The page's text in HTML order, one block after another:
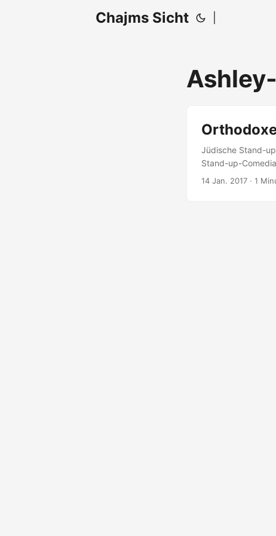
Chajms Sicht
Jüdische Stand-
Stand-up-
Texte verfassen,
14 Jan. 2017 · 1